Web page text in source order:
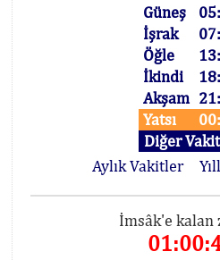
Güneş
İşrak
Öğle
İkindi
Akşam
Yatsı
Diğer
Aylık Vakitler
İmsâk'e kalan